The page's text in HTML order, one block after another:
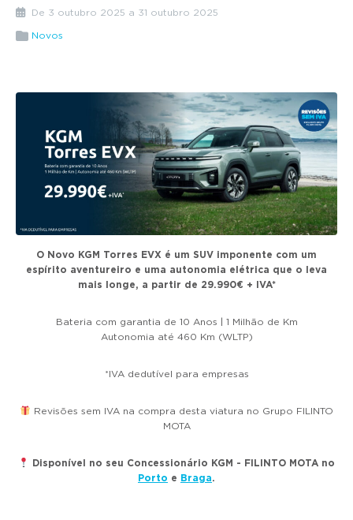
g
a
o
De 3 outubro 2025 a 31 outubro 2025
Novos
O Novo KGM Torres EVX é um SUV imponente com um
espírito aventureiro e uma autonomia elétrica que o leva
mais longe, a partir de 29.990€ + IVA*
Bateria com garantia de 10 Anos | 1 Milhão de Km
Autonomia até 460 Km (WLTP)
*IVA dedutível para empresas
Revisões sem IVA na compra desta viatura no Grupo FILINTO
MOTA
Disponível no seu Concessionário KGM - FILINTO MOTA no
Porto e Braga.